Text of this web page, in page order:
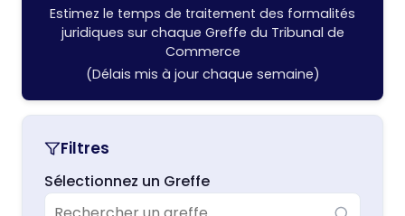
Estimez le temps de traitement des formalités
juridiques sur chaque Greffe du Tribunal de
Commerce
(Délais mis à jour chaque semaine)
Filtres
Sélectionnez un Greffe